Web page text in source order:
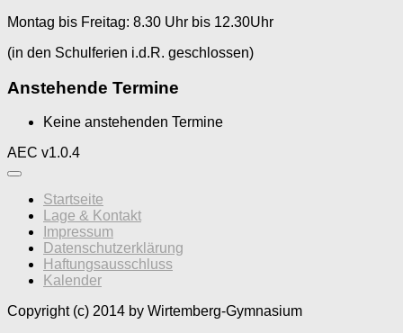
Montag bis Freitag: 8.30 Uhr bis 12.30Uhr
(in den Schulferien i.d.R. geschlossen)
Anstehende Termine
Keine anstehenden Termine
AEC v1.0.4
Startseite
Lage & Kontakt
Impressum
Datenschutzerklärung
Haftungsausschluss
Kalender
Copyright (c) 2014 by Wirtemberg-Gymnasium